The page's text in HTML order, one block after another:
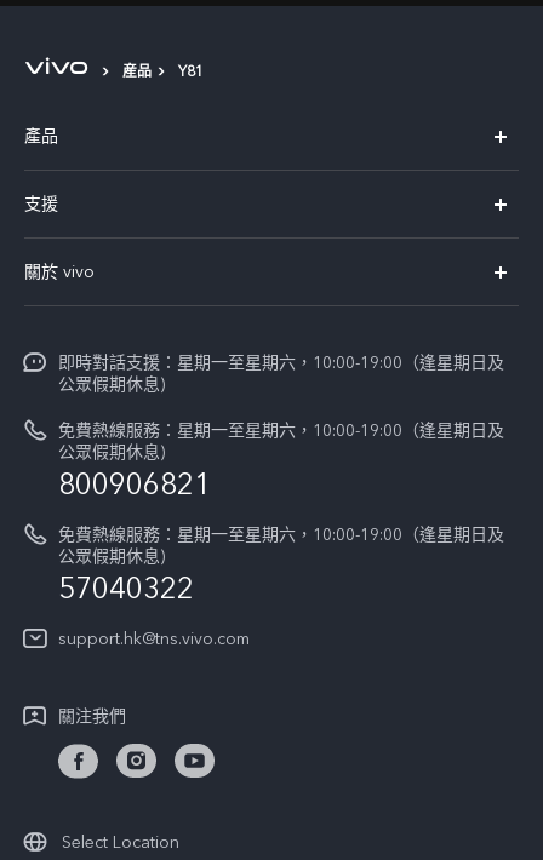
産品 Y81
產品
Y21d
支援
Funtouch OS
系統升級
零配件價格查詢
IMEI 碼驗證
維修進度
保修條款
客戶服務私隱聲明
關於 vivo
新聞資訊
vivo工作
法律聲明
vivo 私隱中心
即時對話支援：星期一至星期六，10:00-19:00（逢星期日及
公眾假期休息)
免費熱線服務：星期一至星期六，10:00-19:00（逢星期日及
公眾假期休息)
800906821
免費熱線服務：星期一至星期六，10:00-19:00（逢星期日及
公眾假期休息)
57040322
support.hk@tns.vivo.com
關注我們
Select Location